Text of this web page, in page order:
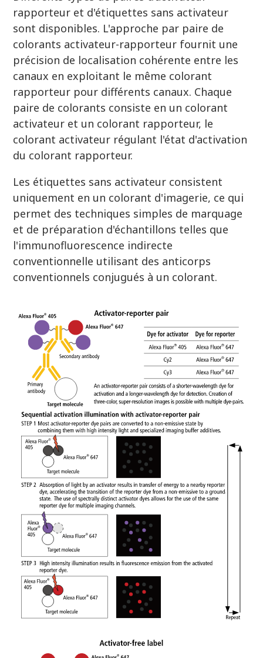
rapporteur et d'étiquettes sans activateur
sont disponibles. L'approche par paire de
colorants activateur-rapporteur fournit une
précision de localisation cohérente entre les
canaux en exploitant le même colorant
rapporteur pour différents canaux. Chaque
paire de colorants consiste en un colorant
activateur et un colorant rapporteur, le
colorant activateur régulant l'état d'activation
du colorant rapporteur.
Les étiquettes sans activateur consistent
uniquement en un colorant d'imagerie, ce qui
permet des techniques simples de marquage
et de préparation d'échantillons telles que
l'immunofluorescence indirecte
conventionnelle utilisant des anticorps
conventionnels conjugués à un colorant.